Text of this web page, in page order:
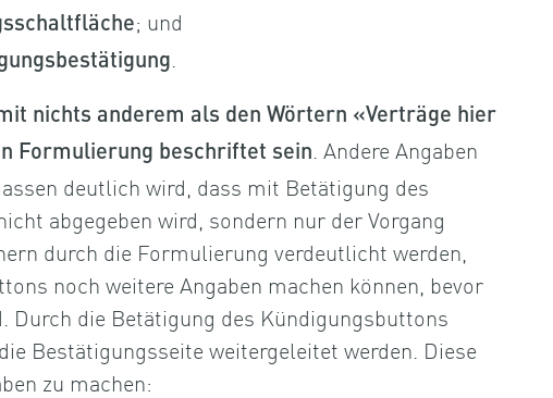
; und
nichts anderem als den Wörtern «Verträge hier
Formulierung beschriftet sein . Andere Angaben
deutlich wird, dass mit Betätigung des
abgegeben wird, sondern nur der Vorgang
durch die Formulierung verdeutlicht werden,
noch weitere Angaben machen können, bevor
Durch die Betätigung des Kündigungsbuttons
Bestätigungsseite weitergeleitet werden. Diese
zu machen: